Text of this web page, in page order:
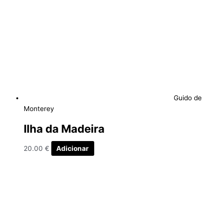
Guido de
Monterey
Ilha da Madeira
20.00 € Adicionar